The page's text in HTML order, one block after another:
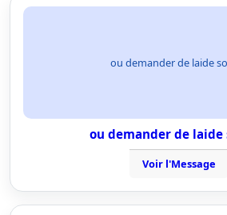
ou demander de laide
ou demander de laide
Voir l'Message